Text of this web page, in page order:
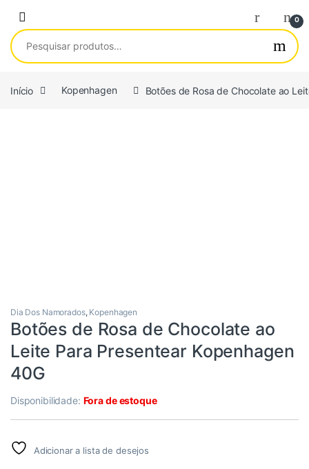
0
Pesquisar por:
Início Kopenhagen Botões de Rosa de Chocolate ao
Dia Dos Namorados, Kopenhagen
Botões de Rosa de Chocolate ao
Leite Para Presentear Kopenhagen
40G
Disponibilidade: Fora de estoque
Adicionar a lista de desejos